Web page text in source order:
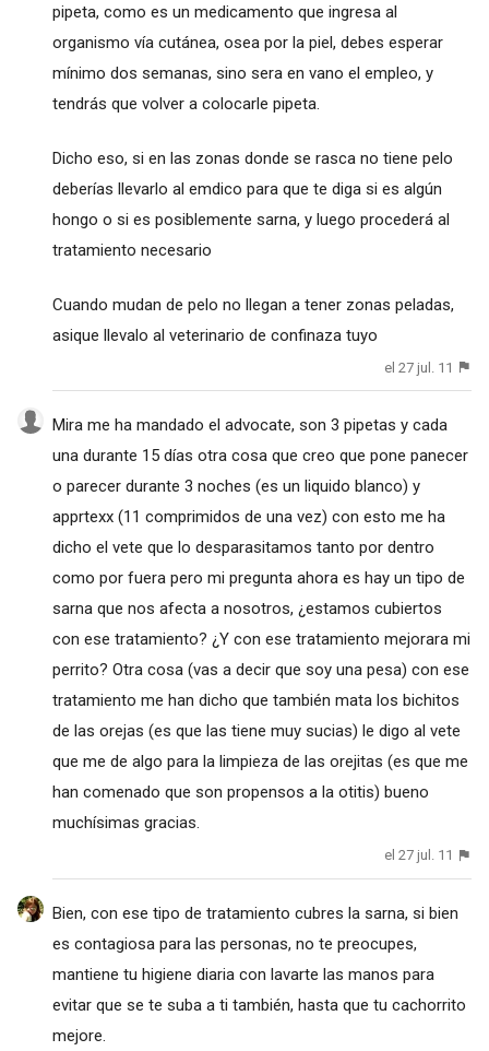
pipeta, como es un medicamento que ingresa al
organismo vía cutánea, osea por la piel, debes esperar
mínimo dos semanas, sino sera en vano el empleo, y
tendrás que volver a colocarle pipeta.
Dicho eso, si en las zonas donde se rasca no tiene pelo
deberías llevarlo al emdico para que te diga si es algún
hongo o si es posiblemente sarna, y luego procederá al
tratamiento necesario
Cuando mudan de pelo no llegan a tener zonas peladas,
asique llevalo al veterinario de confinaza tuyo
el 27 jul. 11
Mira me ha mandado el advocate, son 3 pipetas y cada
una durante 15 días otra cosa que creo que pone panecer
o parecer durante 3 noches (es un liquido blanco) y
apprtexx (11 comprimidos de una vez) con esto me ha
dicho el vete que lo desparasitamos tanto por dentro
como por fuera pero mi pregunta ahora es hay un tipo de
sarna que nos afecta a nosotros, ¿estamos cubiertos
con ese tratamiento? ¿Y con ese tratamiento mejorara mi
perrito? Otra cosa (vas a decir que soy una pesa) con ese
tratamiento me han dicho que también mata los bichitos
de las orejas (es que las tiene muy sucias) le digo al vete
que me de algo para la limpieza de las orejitas (es que me
han comenado que son propensos a la otitis) bueno
muchísimas gracias.
el 27 jul. 11
Bien, con ese tipo de tratamiento cubres la sarna, si bien
es contagiosa para las personas, no te preocupes,
mantiene tu higiene diaria con lavarte las manos para
evitar que se te suba a ti también, hasta que tu cachorrito
mejore.